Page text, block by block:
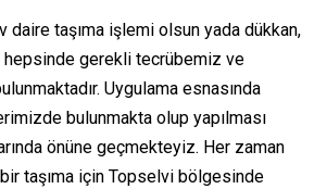
taşıma işlemi olsun yada dükkan,
gerekli tecrübemiz ve
Uygulama esnasında
bulunmakta olup yapılması
önüne geçmekteyiz. Her zaman
taşıma için Topselvi bölgesinde